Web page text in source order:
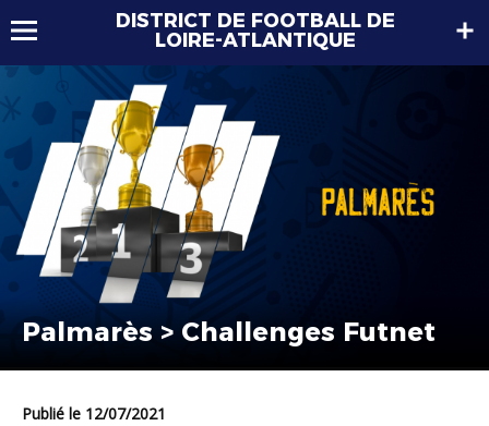
DISTRICT DE FOOTBALL DE
LOIRE-ATLANTIQUE
Palmarès > Challenges Futnet
Publié le 12/07/2021